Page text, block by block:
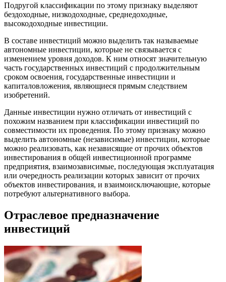
Подругой классификации по этому признаку выделяют
бездоходные, низкодоходные, среднедоходные,
высокодоходные инвестиции.
В составе инвестиций можно выделить так называемые
автономные инвестиции, которые не связывается с
изменением уровня доходов. К ним относят значительную
часть государственных инвестиций с продолжительным
сроком освоения, государственные инвестиции и
капиталовложения, являющиеся прямым следствием
изобретений.
Данные инвестиции нужно отличать от инвестиций с
похожим названием при классификации инвестиций по
совместимости их проведения. По этому признаку можно
выделить автономные (независимые) инвестиции, которые
можно реализовать, как независящие от прочих объектов
инвестирования в общей инвестиционной программе
предприятия, взаимозависимые, последующая эксплуатация
или очередность реализации которых зависит от прочих
объектов инвестирования, и взаимоисключающие, которые
потребуют альтернативного выбора.
Отраслевое предназначение
инвестиций